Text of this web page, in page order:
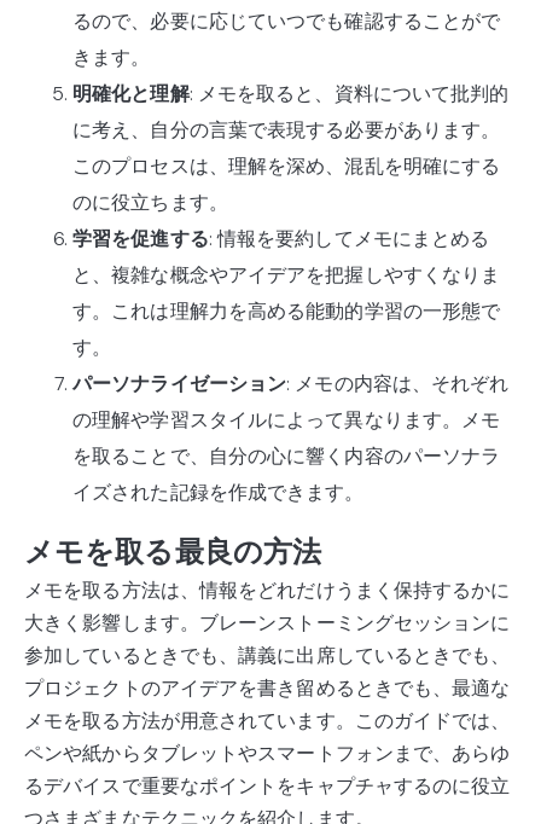
るので、必要に応じていつでも確認することがで
きます。
明確化と理解: メモを取ると、資料について批判的
に考え、自分の言葉で表現する必要があります。
このプロセスは、理解を深め、混乱を明確にする
のに役立ちます。
学習を促進する: 情報を要約してメモにまとめる
と、複雑な概念やアイデアを把握しやすくなりま
す。これは理解力を高める能動的学習の一形態で
す。
パーソナライゼーション: メモの内容は、それぞれ
の理解や学習スタイルによって異なります。メモ
を取ることで、自分の心に響く内容のパーソナラ
イズされた記録を作成できます。
メモを取る最良の方法
メモを取る方法は、情報をどれだけうまく保持するかに
大きく影響します。ブレーンストーミングセッションに
参加しているときでも、講義に出席しているときでも、
プロジェクトのアイデアを書き留めるときでも、最適な
メモを取る方法が用意されています。このガイドでは、
ペンや紙からタブレットやスマートフォンまで、あらゆ
るデバイスで重要なポイントをキャプチャするのに役立
つさまざまなテクニックを紹介します。